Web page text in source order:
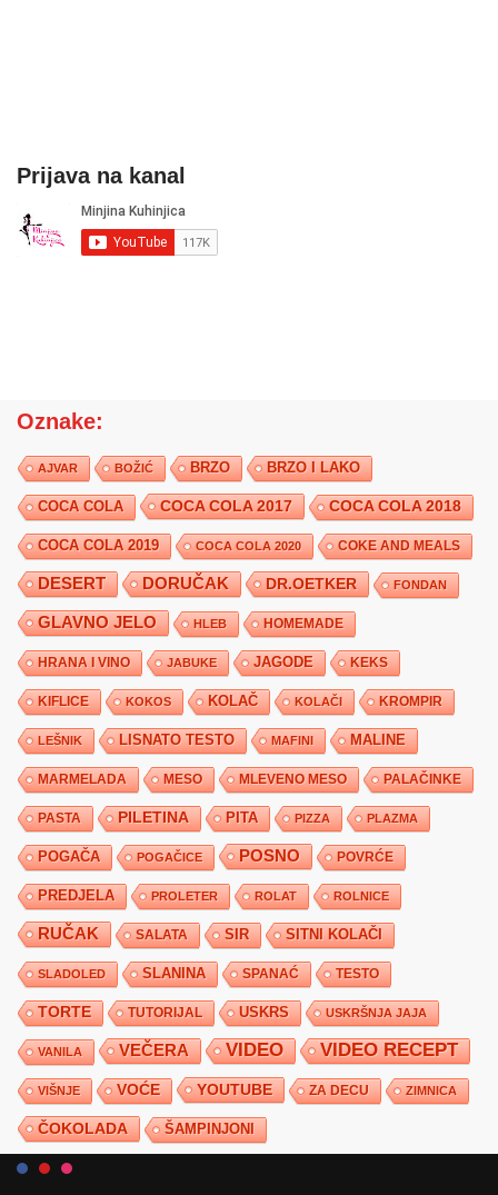
Prijava na kanal
Oznake:
AJVAR BOŽIĆ BRZO BRZO I LAKO
COCA COLA COCA COLA 2017 COCA COLA 2018
COCA COLA 2019 COCA COLA 2020 COKE AND MEALS
DESERT DORUČAK DR.OETKER FONDAN
GLAVNO JELO HLEB HOMEMADE
HRANA I VINO JABUKE JAGODE KEKS
KIFLICE KOKOS KOLAČ KOLAČI KROMPIR
LEŠNIK LISNATO TESTO MAFINI MALINE
MARMELADA MESO MLEVENO MESO PALAČINKE
PASTA PILETINA PITA PIZZA PLAZMA
POGAČA POGAČICE POSNO POVRĆE
PREDJELA PROLETER ROLAT ROLNICE
RUČAK SALATA SIR SITNI KOLAČI
SLADOLED SLANINA SPANAĆ TESTO
TORTE TUTORIJAL USKRS USKRŠNJA JAJA
VANILA VEČERA VIDEO VIDEO RECEPT
VIŠNJE VOĆE YOUTUBE ZA DECU ZIMNICA
ČOKOLADA ŠAMPINJONI